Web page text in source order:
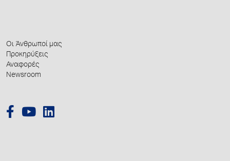
Οι Άνθρωποί μας
Προκηρύξεις
Αναφορές
Newsroom